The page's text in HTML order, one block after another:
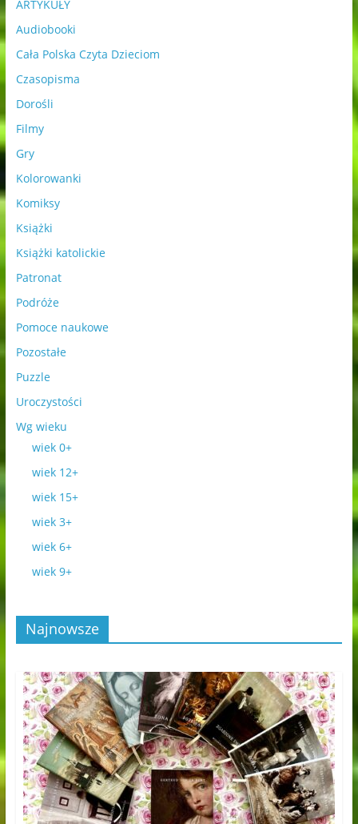
ARTYKUŁY
Audiobooki
Cała Polska Czyta Dzieciom
Czasopisma
Dorośli
Filmy
Gry
Kolorowanki
Komiksy
Książki
Książki katolickie
Patronat
Podróże
Pomoce naukowe
Pozostałe
Puzzle
Uroczystości
Wg wieku
wiek 0+
wiek 12+
wiek 15+
wiek 3+
wiek 6+
wiek 9+
Najnowsze